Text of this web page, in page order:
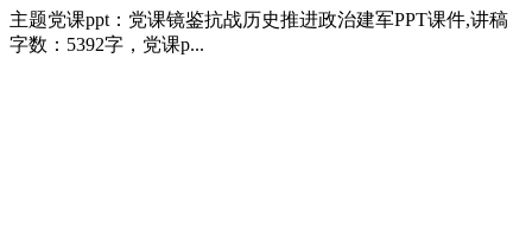
主题党课ppt：党课镜鉴抗战历史推进政治建军PPT课件,讲稿
字数：5392字，党课p...